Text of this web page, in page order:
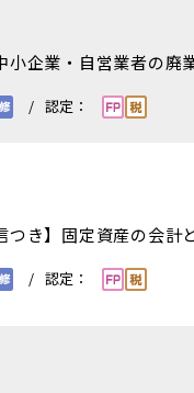
小企業・自営業者の
つき】固定資産の会